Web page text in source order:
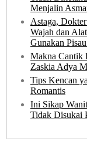
Menjalin
Astaga,
Wajah dan
Gunakan
Makna Cantik
Zaskia Adya
Tips Kencan
Romantis
Ini Sikap
Tidak Disukai